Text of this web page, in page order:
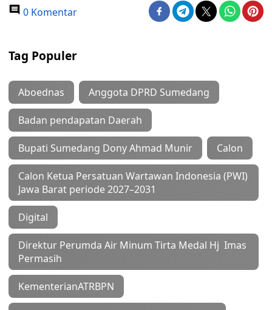
0 Komentar
Tag Populer
Aboednas Anggota DPRD Sumedang
Badan pendapatan Daerah
Bupati Sumedang Dony Ahmad Munir Calon
Calon Ketua Persatuan Wartawan Indonesia (PWI)
Jawa Barat periode 2027–2031
Digital
Direktur Perumda Air Minum Tirta Medal Hj Imas
Permasih
KementerianATRBPN